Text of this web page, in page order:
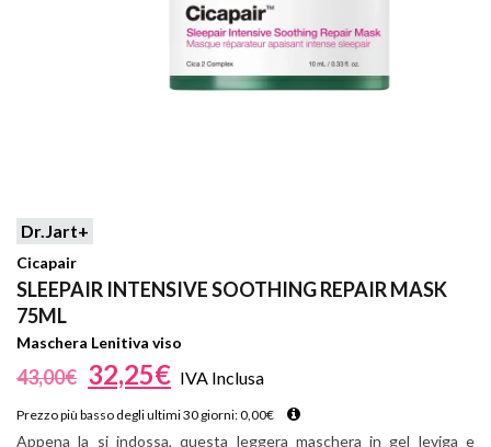
Dr.Jart+
Cicapair
SLEEPAIR INTENSIVE SOOTHING REPAIR MASK
75ML
Maschera Lenitiva viso
43,00€ 32,25€ IVA Inclusa
Prezzo più basso degli ultimi 30 giorni:0,00€
Appena la si indossa, questa leggera maschera in gel leviga e